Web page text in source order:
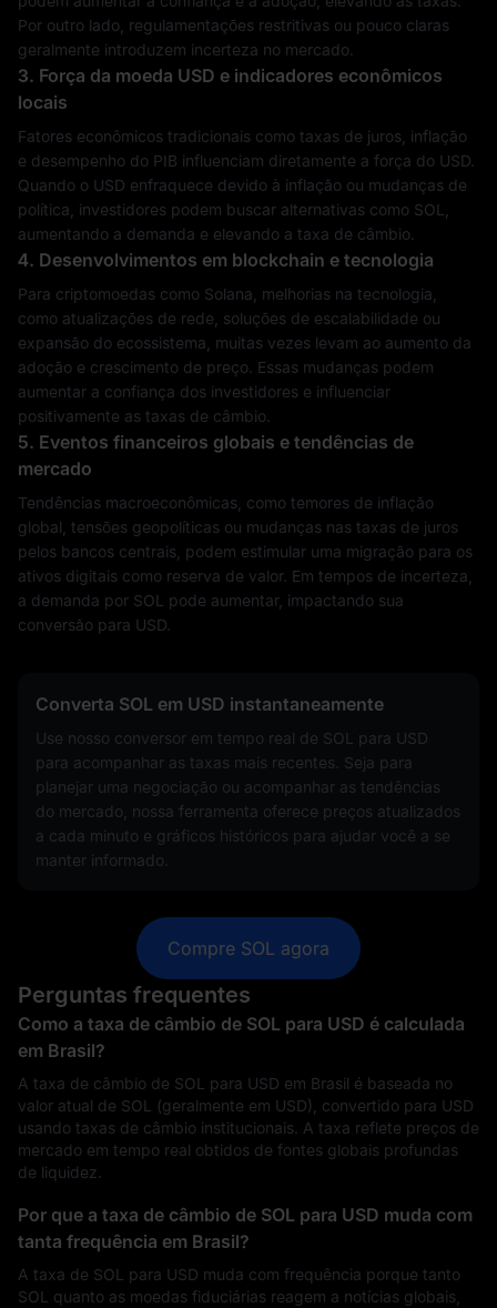
Por outro lado, regulamentações restritivas ou pouco claras
geralmente introduzem incerteza no mercado.
3. Força da moeda USD e indicadores econômicos
locais
Fatores econômicos tradicionais como taxas de juros, inflação
e desempenho do PIB influenciam diretamente a força do USD.
Quando o USD enfraquece devido à inflação ou mudanças de
política, investidores podem buscar alternativas como SOL,
aumentando a demanda e elevando a taxa de câmbio.
4. Desenvolvimentos em blockchain e tecnologia
Para criptomoedas como Solana, melhorias na tecnologia,
como atualizações de rede, soluções de escalabilidade ou
expansão do ecossistema, muitas vezes levam ao aumento da
adoção e crescimento de preço. Essas mudanças podem
aumentar a confiança dos investidores e influenciar
positivamente as taxas de câmbio.
5. Eventos financeiros globais e tendências de
mercado
Tendências macroeconômicas, como temores de inflação
global, tensões geopolíticas ou mudanças nas taxas de juros
pelos bancos centrais, podem estimular uma migração para os
ativos digitais como reserva de valor. Em tempos de incerteza,
a demanda por SOL pode aumentar, impactando sua
conversão para USD.
Converta SOL em USD instantaneamente
Use nosso conversor em tempo real de SOL para USD
para acompanhar as taxas mais recentes. Seja para
planejar uma negociação ou acompanhar as tendências
do mercado, nossa ferramenta oferece preços atualizados
a cada minuto e gráficos históricos para ajudar você a se
manter informado.
Compre SOL agora
Perguntas frequentes
Como a taxa de câmbio de SOL para USD é calculada
em Brasil?
A taxa de câmbio de SOL para USD em Brasil é baseada no
valor atual de SOL (geralmente em USD), convertido para USD
usando taxas de câmbio institucionais. A taxa reflete preços de
mercado em tempo real obtidos de fontes globais profundas
de liquidez.
Por que a taxa de câmbio de SOL para USD muda com
tanta frequência em Brasil?
A taxa de SOL para USD muda com frequência porque tanto
SOL quanto as moedas fiduciárias reagem a notícias globais,